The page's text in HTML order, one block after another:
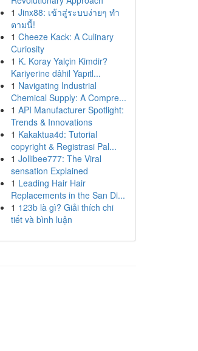
1 Jinx88: เข้าสู่ระบบง่ายๆ ทำ
ตามนี้!
1 Cheeze Kack: A Culinary
Curiosity
1 K. Koray Yalçin Kimdir?
Kariyerine dâhil Yapıtl...
1 Navigating Industrial
Chemical Supply: A Compre...
1 API Manufacturer Spotlight:
Trends & Innovations
1 Kakaktua4d: Tutorial
copyright & Registrasi Pal...
1 Jollibee777: The Viral
sensation Explained
1 Leading Hair Hair
Replacements in the San Di...
1 123b là gì? Giải thích chi
tiết và bình luận